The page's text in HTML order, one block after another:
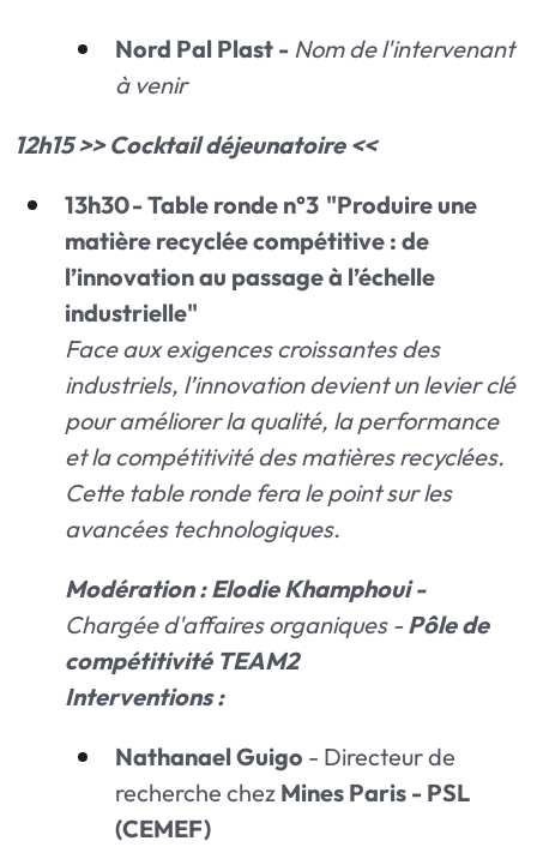
Nord Pal Plast - Nom de l'intervenant
à venir
12h15 >> Cocktail déjeunatoire <<
13h30 - Table ronde n°3 "Produire une
matière recyclée compétitive : de
l’innovation au passage à l’échelle
industrielle"
Face aux exigences croissantes des
industriels, l’innovation devient un levier clé
pour améliorer la qualité, la performance
et la compétitivité des matières recyclées.
Cette table ronde fera le point sur les
avancées technologiques.
Modération : Elodie Khamphoui -
Chargée d'affaires organiques -Pôle de
compétitivité TEAM2
Interventions :
Nathanael Guigo - Directeur de
recherche chez Mines Paris - PSL
(CEMEF)